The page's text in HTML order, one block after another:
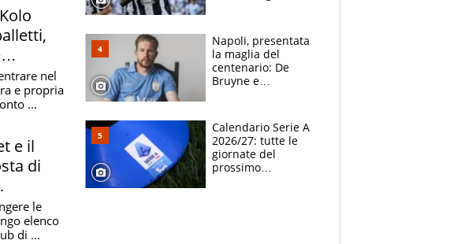
nel
e propria
...
e il
di
le
elenco
di ...
colpi delle big
Napoli, presentata
la maglia del
centenario: De
Bruyne e
nuova divisa home
2026-2027
Calendario Serie A
2026/27: tutte le
giornate del
prossimo